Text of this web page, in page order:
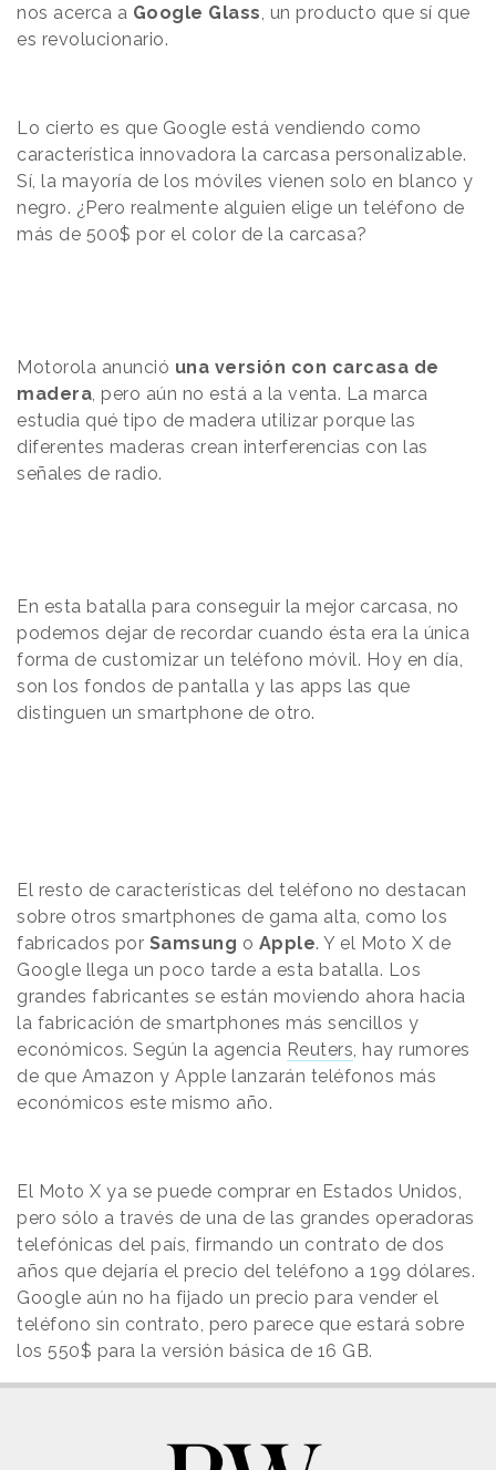
nos acerca a Google Glass , un producto que sí que
es revolucionario.
Lo cierto es que Google está vendiendo como
característica innovadora la carcasa personalizable.
Sí, la mayoría de los móviles vienen solo en blanco y
negro. ¿Pero realmente alguien elige un teléfono de
más de 500$ por el color de la carcasa?
Motorola anunció una versión con carcasa de
madera , pero aún no está a la venta. La marca
estudia qué tipo de madera utilizar porque las
diferentes maderas crean interferencias con las
señales de radio.
En esta batalla para conseguir la mejor carcasa, no
podemos dejar de recordar cuando ésta era la única
forma de customizar un teléfono móvil. Hoy en día,
son los fondos de pantalla y las apps las que
distinguen un smartphone de otro.
El resto de características del teléfono no destacan
sobre otros smartphones de gama alta, como los
fabricados por Samsung o Apple. Y el Moto X de
Google llega un poco tarde a esta batalla. Los
grandes fabricantes se están moviendo ahora hacia
la fabricación de smartphones más sencillos y
económicos. Según la agencia Reuters , hay rumores
de que Amazon y Apple lanzarán teléfonos más
económicos este mismo año.
El Moto X ya se puede comprar en Estados Unidos,
pero sólo a través de una de las grandes operadoras
telefónicas del país, firmando un contrato de dos
años que dejaría el precio del teléfono a 199 dólares.
Google aún no ha fijado un precio para vender el
teléfono sin contrato, pero parece que estará sobre
los 550$ para la versión básica de 16 GB.